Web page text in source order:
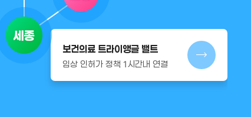
보건의료 트라이앵글 밸트
임상 인허가 정책 1시간내 연결